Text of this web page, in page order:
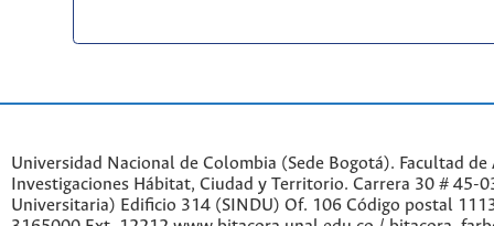
Universidad Nacional de Colombia (Sede Bogotá). Facultad
Investigaciones Hábitat, Ciudad y Territorio. Carrera 30 # 45-
Universitaria) Edificio 314 (SINDU) Of. 106 Código postal